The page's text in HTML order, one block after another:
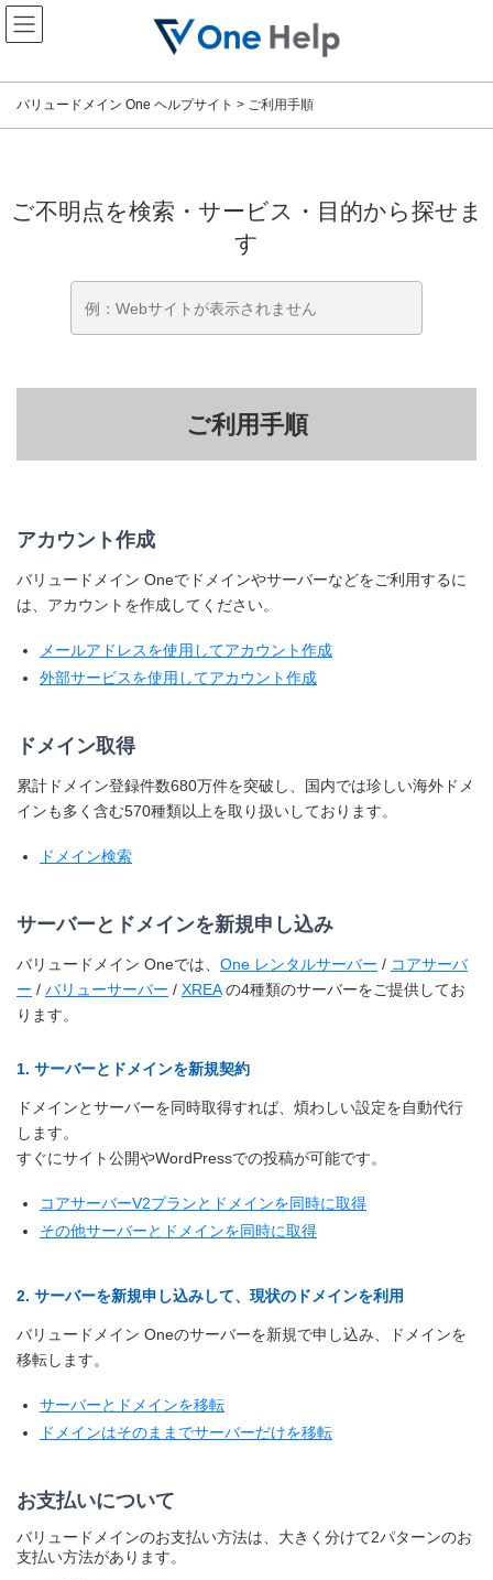
コ
ン
テ
ツ
ス
ナ
ビ
ゲ
シ
ン
バリュードメイン One ヘルプサイト > ご利用手順
ご不明点を検索・サービス・目的から探せま
す
ご利用手順
アカウント作成
バリュードメイン Oneでドメインやサーバーなどをご利用するに
は、アカウントを作成してください。
メールアドレスを使用してアカウント作成
外部サービスを使用してアカウント作成
ドメイン取得
累計ドメイン登録件数680万件を突破し、国内では珍しい海外ドメ
インも多く含む570種類以上を取り扱いしております。
ドメイン検索
サーバーとドメインを新規申し込み
バリュードメイン Oneでは、 One レンタルサーバー / コアサーバ
ー / バリューサーバー / XREAの4種類のサーバーをご提供してお
ります。
1. サーバーとドメインを新規契約
ドメインとサーバーを同時取得すれば、煩わしい設定を自動代行
します。
すぐにサイト公開やWordPressでの投稿が可能です。
コアサーバーV2プランとドメインを同時に取得
その他サーバーとドメインを同時に取得
2. サーバーを新規申し込みして、現状のドメインを利用
バリュードメイン Oneのサーバーを新規で申し込み、ドメインを
移転します。
サーバーとドメインを移転
ドメインはそのままでサーバーだけを移転
お支払いについて
バリュードメインのお支払い方法は、大きく分けて2パターンのお
支払い方法があります。